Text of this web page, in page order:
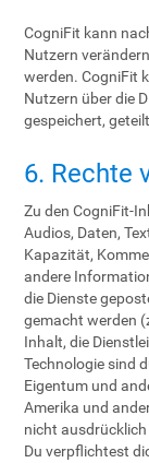
CogniFit kann
Nutzern
werden. CogniFit
Nutzern über die
gespeichert,
6. Rechte
Zu den CogniFit-
Audios, Daten,
Kapazität,
andere
die Dienste
gemacht werden
Inhalt, die
Technologie sind
Eigentum und
Amerika und
nicht ausdrücklich
Du verpflichtest